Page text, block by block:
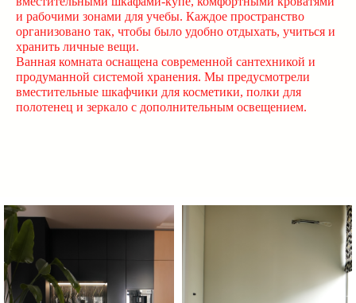
и рабочими зонами для учебы. Каждое пространство
организовано так, чтобы было удобно отдыхать, учиться и
хранить личные вещи.
Ванная комната оснащена современной сантехникой и
продуманной системой хранения. Мы предусмотрели
вместительные шкафчики для косметики, полки для
полотенец и зеркало с дополнительным освещением.